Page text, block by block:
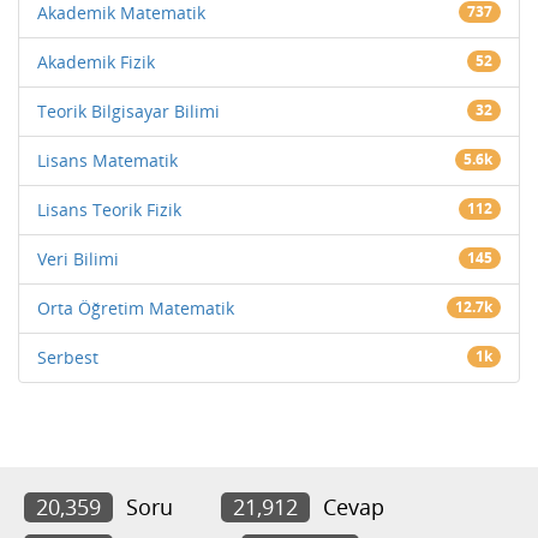
Akademik Matematik 737
Akademik Fizik 52
Teorik Bilgisayar Bilimi 32
Lisans Matematik 5.6k
Lisans Teorik Fizik 112
Veri Bilimi 145
Orta Öğretim Matematik 12.7k
Serbest 1k
20,359 Soru 21,912
Cevap